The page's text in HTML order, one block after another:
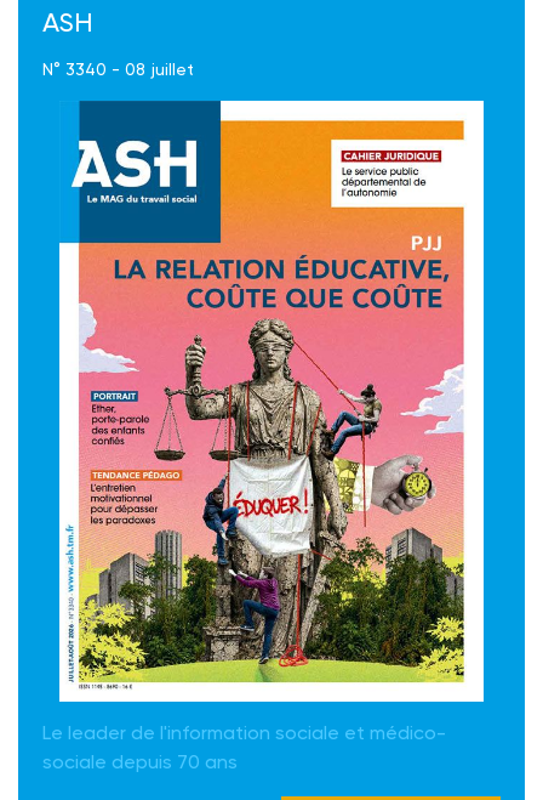
ASH
N° 3340 - 08 juillet
Le leader de l'information sociale et médico-
sociale depuis 70 ans